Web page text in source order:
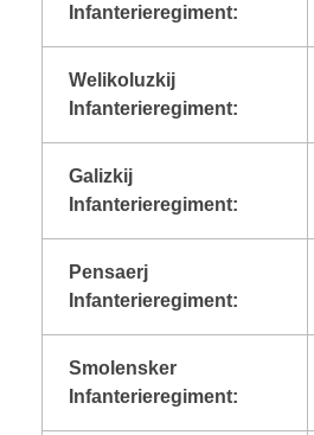
Infanterieregiment:
Welikoluzkij
Infanterieregiment:
Galizkij
Infanterieregiment:
Pensaerj
Infanterieregiment:
Smolensker
Infanterieregiment: